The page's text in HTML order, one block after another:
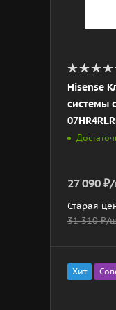
Hisense
системы
27 090 ₽/
Старая
31 310₽/
Хит